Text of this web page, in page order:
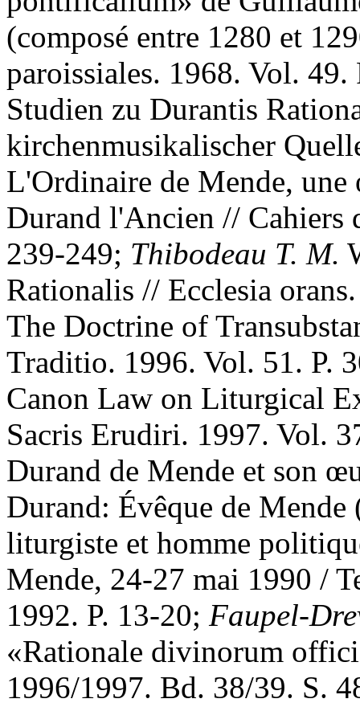
(composé entre 1280 et
paroissiales. 1968. Vol.
Studien zu Durantis
kirchenmusikalischer
L'Ordinaire de Mende,
Durand l'Ancien // Cahiers
239-249; Thibodeau T. M.
Rationalis // Ecclesia
The Doctrine of
Traditio. 1996. Vol. 51. P.
Canon Law on Liturgical
Sacris Erudiri. 1997. Vol.
Durand de Mende et son
Durand: Évêque de
liturgiste et homme
Mende, 24-27 mai 1990 /
1992. P. 13-20; Faupel-
«Rationale divinorum
1996/1997. Bd. 38/39. S.